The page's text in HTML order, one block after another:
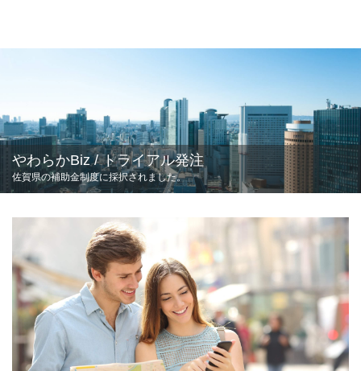
やわらかBiz / トライアル発注
佐賀県の補助金制度に採択されました。